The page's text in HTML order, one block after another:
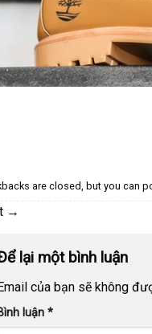
are closed, but you can
→
lại một bình luận
Email của bạn sẽ không
luận *